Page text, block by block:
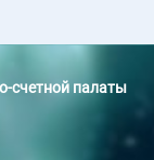
счетной палаты